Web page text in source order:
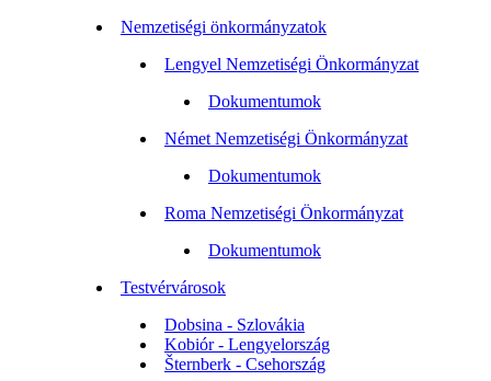
Nemzetiségi önkormányzatok
Lengyel Nemzetiségi Önkormányzat
Dokumentumok
Német Nemzetiségi Önkormányzat
Dokumentumok
Roma Nemzetiségi Önkormányzat
Dokumentumok
Testvérvárosok
Dobsina - Szlovákia
Kobiór - Lengyelország
Šternberk - Csehország